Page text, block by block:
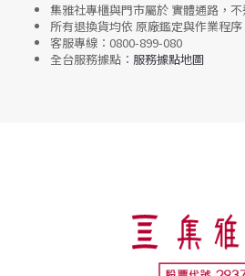
集雅社專櫃與門市屬於 實體通路，
所有退換貨均依 原廠鑑定與作業程序
客服專線： 0800-899-080
全台服務據點： 服務據點地圖